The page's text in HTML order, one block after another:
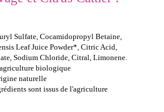
Sulfate, Cocamidopropyl Betaine,
Leaf Juice Powder*, Citric Acid,
Sodium Chloride, Citral, Limonene.
biologique
naturelle
sont issus de l'agriculture